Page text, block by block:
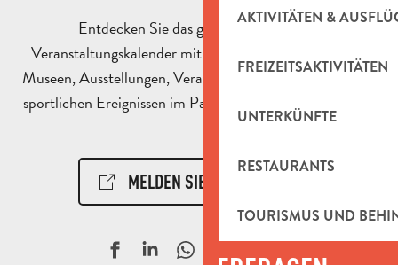
AKTIVITÄTEN &
FREIZEITSAKTIVITÄTEN
UNTERKÜNFTE
RESTAURANTS
TOURISMUS UND
Entdecken Sie das ganze Jahr über den
Veranstaltungskalender mit Animationen, Aktivitäten,
Museen, Ausstellungen, Veranstaltungen, kulturellen und
sportlichen Ereignissen im Pays d’Aubagne et de l’Étoile.
MELDEN SIE EIN EREIGNIS!
Ajouter aux